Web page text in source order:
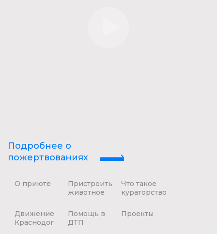
Подробнее о
пожертвованиях
О приюте
Пристроить
животное
Что такое
кураторство
Движение
Краснодог
Помощь в
ДТП
Проекты